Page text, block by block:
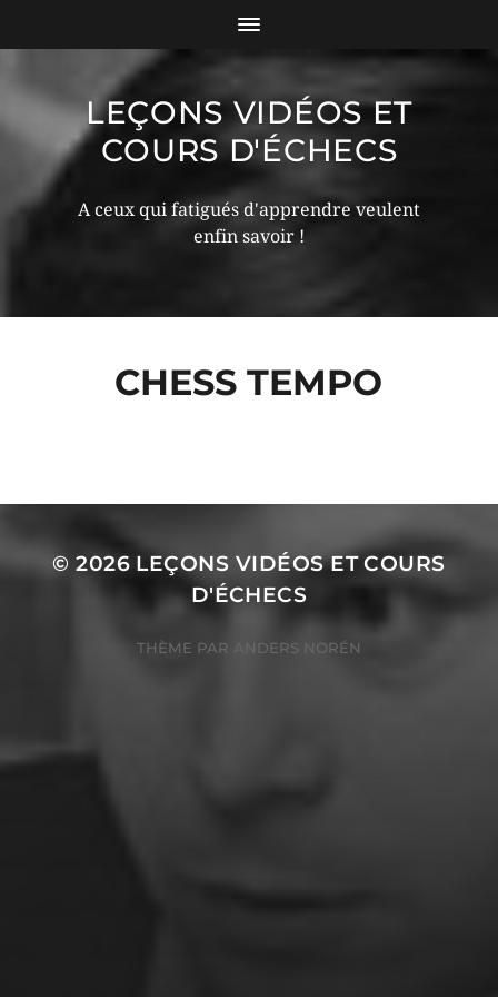
LEÇONS VIDÉOS ET
COURS D'ÉCHECS
A ceux qui fatigués d'apprendre veulent
enfin savoir !
CHESS TEMPO
© 2026 LEÇONS VIDÉOS ET COURS
D'ÉCHECS
THÈME PAR ANDERS NORÉN